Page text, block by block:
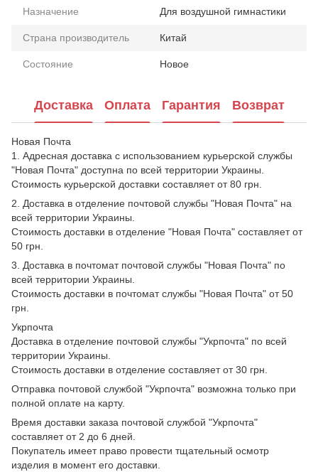
Назначение Для воздушной гимнастики
Страна производитель Китай
Состояние Новое
Доставка Оплата Гарантия Возврат
Новая Почта
1. Адресная доставка с использованием курьерской службы
"Новая Почта" доступна по всей территории Украины.
Стоимость курьерской доставки составляет от 80 грн.
2. Доставка в отделение почтовой службы "Новая Почта" на
всей территории Украины.
Стоимость доставки в отделение "Новая Почта" составляет от
50 грн.
3. Доставка в почтомат почтовой службы "Новая Почта" по
всей территории Украины.
Стоимость доставки в почтомат службы "Новая Почта" от 50
грн.
Укрпочта
Доставка в отделение почтовой службы "Укрпочта" по всей
территории Украины.
Стоимость доставки в отделение составляет от 30 грн.
Отправка почтовой службой "Укрпочта" возможна только при
полной оплате на карту.
Время доставки заказа почтовой службой "Укрпочта"
составляет от 2 до 6 дней.
Покупатель имеет право провести тщательный осмотр
изделия в момент его доставки.